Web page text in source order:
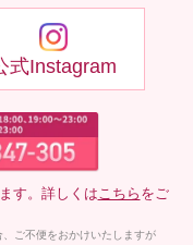
式Instagram
す。詳しくは こちら をご
ご不便をおかけいたしますが